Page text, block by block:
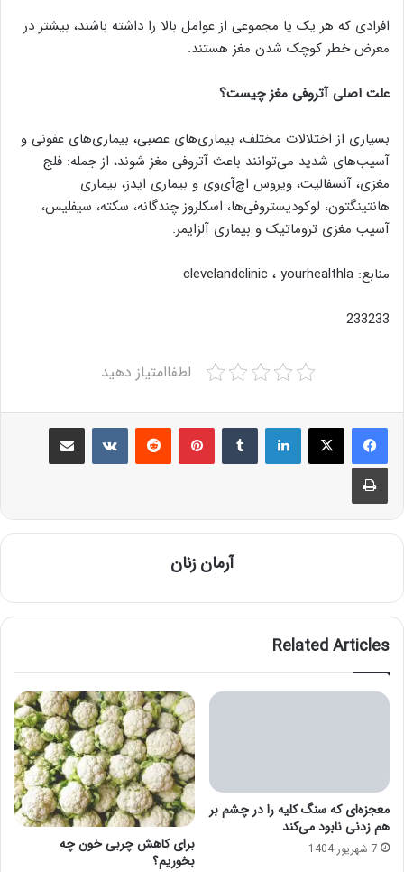
افرادی که هر یک یا مجموعی از عوامل بالا را داشته باشند، بیشتر در
معرض خطر کوچک شدن مغز هستند.
علت اصلی آتروفی مغز چیست؟
بسیاری از اختلالات مختلف، بیماری‌های عصبی، بیماری‌های عفونی و
آسیب‌های شدید می‌توانند باعث آتروفی مغز شوند، از جمله: فلج
مغزی، آنسفالیت، ویروس اچ‌آی‌وی و بیماری ایدز، بیماری
هانتینگتون، لوکودیستروفی‌ها، اسکلروز چندگانه، سکته، سیفلیس،
آسیب مغزی تروماتیک و بیماری آلزایمر.
منابع: clevelandclinic ، yourhealthla
233233
لطفاامتیاز دهید
LinkedIn
Tumblr
Pinterest
Reddit
VKontakte
Share via Email
Print
آرمان زنان
Related Articles
معجزه‌ای که سنگ کلیه را در چشم بر
هم زدنی نابود می‌کند
7 شهریور 1404
برای کاهش چربی خون چه
بخوریم؟